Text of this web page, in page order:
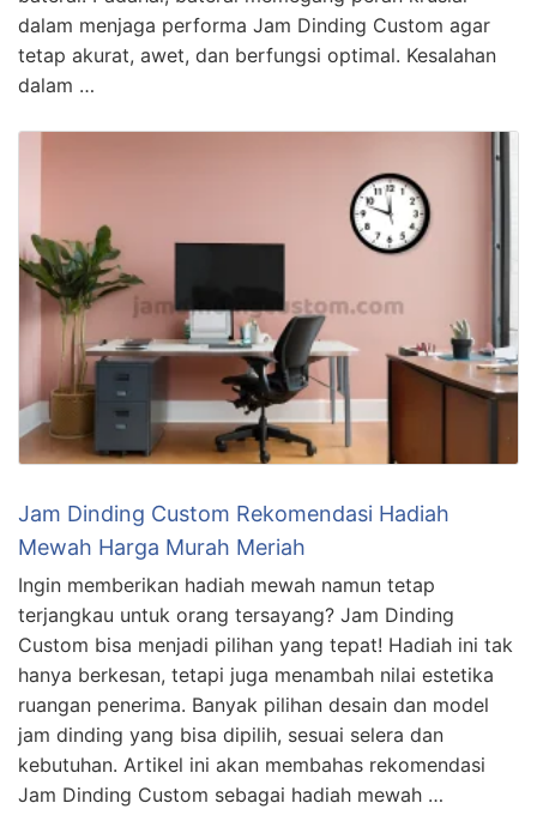
dalam menjaga performa Jam Dinding Custom agar
tetap akurat, awet, dan berfungsi optimal. Kesalahan
dalam …
Jam Dinding Custom Rekomendasi Hadiah
Mewah Harga Murah Meriah
Ingin memberikan hadiah mewah namun tetap
terjangkau untuk orang tersayang? Jam Dinding
Custom bisa menjadi pilihan yang tepat! Hadiah ini tak
hanya berkesan, tetapi juga menambah nilai estetika
ruangan penerima. Banyak pilihan desain dan model
jam dinding yang bisa dipilih, sesuai selera dan
kebutuhan. Artikel ini akan membahas rekomendasi
Jam Dinding Custom sebagai hadiah mewah …